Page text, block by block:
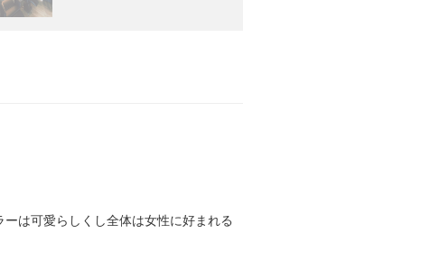
は可愛らしくし全体は女性に好まれる